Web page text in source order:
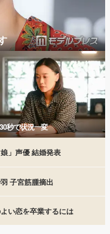
秒で状況一変
娘」声優 結婚発表
子宮筋腫摘出
い恋を卒業するには